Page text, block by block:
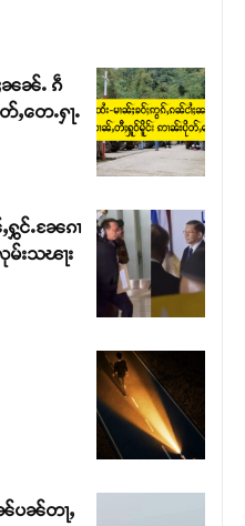
ၵူႈတီႈၵူႈလႅၼ်ပေႃးတေၸွ
ႈႁူမ်ႈၵမ်ႉထႅမ် ၸုမ်းၶၢ
ၼၼ်ႉ ၵဵ
တေႉႁႃႉ
င်ႉၼႄၵၢ
မ်းသၽႃး
ပၼ်တႃႇ